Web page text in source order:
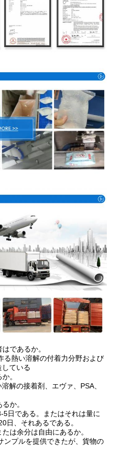
であるか。
る熱い溶解の付着力分野および
ている
。
解の接着剤、エヴァ、PSA、
か。
日である。またはそれは量に
日、それあるである。
は余分は自由にあるか。
ンプルを提供できたが、貨物の